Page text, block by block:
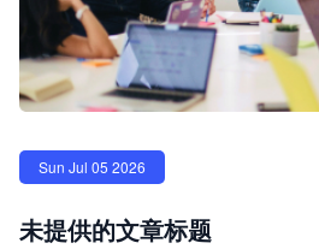
Sun Jul 05 2026
未提供的文章标题